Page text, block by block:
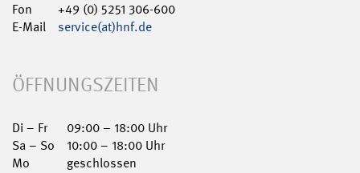
Fon
+49 (0) 5251 306-600
E-Mail
service(at)hnf.de
ÖFFNUNGSZEITEN
Di – Fr
09:00 – 18:00 Uhr
Sa – So
10:00 – 18:00 Uhr
Mo
geschlossen